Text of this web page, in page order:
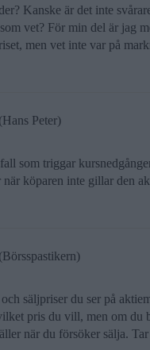
Kanske är det inte
vet? För min del är jag
men vet inte var på
(Hans Peter)
som triggar
när köparen inte gillar den
(Börsspastikern)
säljpriser du ser på
pris du vill, men om
när du försöker sälja.